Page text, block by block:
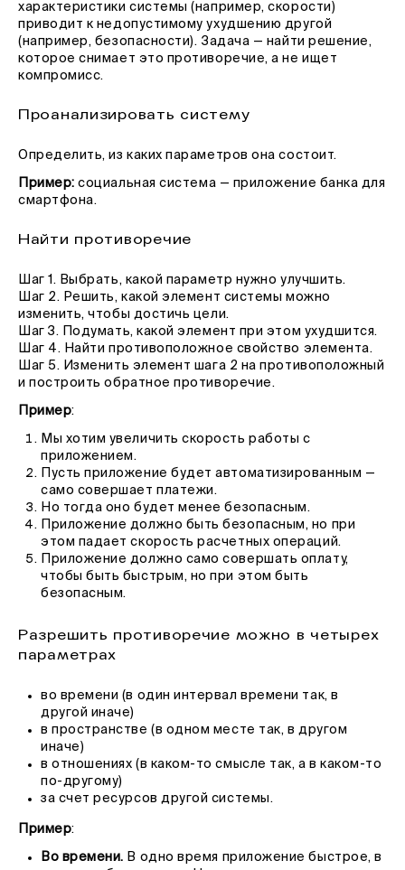
характеристики системы (например, скорости)
приводит к недопустимому ухудшению другой
(например, безопасности). Задача — найти решение,
которое снимает это противоречие, а не ищет
компромисс.
Проанализировать систему
Определить, из каких параметров она состоит.
Пример:социальная система — приложение банка для
смартфона.
Найти противоречие
Шаг 1. Выбрать, какой параметр нужно улучшить.
Шаг 2. Решить, какой элемент системы можно
изменить, чтобы достичь цели.
Шаг 3. Подумать, какой элемент при этом ухудшится.
Шаг 4. Найти противоположное свойство элемента.
Шаг 5. Изменить элемент шага 2 на противоположный
и построить обратное противоречие.
Пример:
Мы хотим увеличить скорость работы с
приложением.
Пусть приложение будет автоматизированным —
само совершает платежи.
Но тогда оно будет менее безопасным.
Приложение должно быть безопасным, но при
этом падает скорость расчетных операций.
Приложение должно само совершать оплату,
чтобы быть быстрым, но при этом быть
безопасным.
Разрешить противоречие можно в четырех
параметрах
во времени (в один интервал времени так, в
другой иначе)
в пространстве (в одном месте так, в другом
иначе)
в отношениях (в каком-то смысле так, а в каком-то
по-другому)
за счет ресурсов другой системы.
Пример:
Во времени. В одно время приложение быстрое, в